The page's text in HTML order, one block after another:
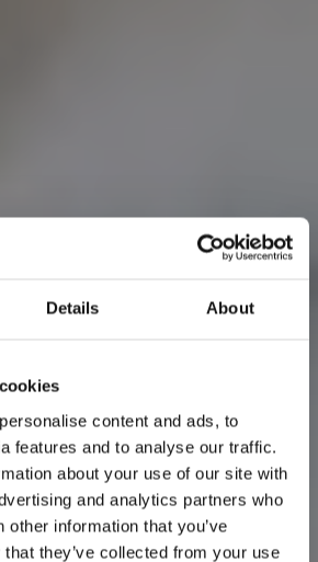
Details About
content and ads, to
features and to analyse our traffic.
about your use of our site with
and analytics partners who
other information that you’ve
they’ve collected from your use